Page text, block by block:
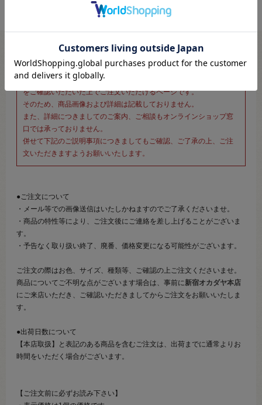
※新宿オカダヤ本店お取り扱い商品のご注文専用ページです※
こちらのページは、店頭にてあらかじめ商品詳細および商品コード
をご確認いただいた上でご注文いただけるページです。
そのため、商品画像および詳細は記載しておりません。
また、詳細につきましてのご案内、ご相談もオンラインショップ窓
口では承っておりません。
併せて下記のご説明事項につきましてもご確認、ご了承の上、ご注
文いただきますようお願いいたします。
●ご注文について
・メール等での画像送信はいたしかねますのでご了承くださいませ。
・商品の特性等により、ご注文後にご連絡を差し上げることがございま
す。
・予告なく取り扱い終了、廃番、価格変更になる可能性がございます。
ご注文の際はお色、サイズ、種類等、ご確認の上ご注文くださいませ。
商品についてご不明な点がございます場合は、事前に新宿オカダヤ本店
にご来店いただき、ご確認いただきましてからご注文をお願いいたしま
す。
●出荷日数について
【本店取扱】と表記のある商品を含むご注文は、出荷までに通常よりお
時間をいただく場合がございます。
【ご注文前に必ずお読み下さい】